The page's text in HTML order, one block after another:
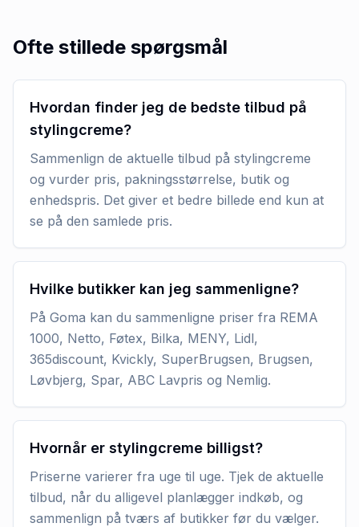
Ofte stillede spørgsmål
Hvordan finder jeg de bedste tilbud på
stylingcreme?
Sammenlign de aktuelle tilbud på stylingcreme
og vurder pris, pakningsstørrelse, butik og
enhedspris. Det giver et bedre billede end kun at
se på den samlede pris.
Hvilke butikker kan jeg sammenligne?
På Goma kan du sammenligne priser fra REMA
1000, Netto, Føtex, Bilka, MENY, Lidl,
365discount, Kvickly, SuperBrugsen, Brugsen,
Løvbjerg, Spar, ABC Lavpris og Nemlig.
Hvornår er stylingcreme billigst?
Priserne varierer fra uge til uge. Tjek de aktuelle
tilbud, når du alligevel planlægger indkøb, og
sammenlign på tværs af butikker før du vælger.